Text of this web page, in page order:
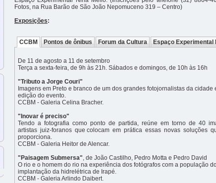
Fotos, na Rua Barão de São João Nepomuceno 319 – Centro)
Exposições:
CCBM Pontos de ônibus Forum da Cultura Espaço Experimental
De 11 de agosto a 11 de setembro
Terça a sexta-feira, de 9h às 21h. Sábados e domingos, de 10h às 16h
"Tributo a Jorge Couri"
Imagens em Preto e branco de um dos grandes fotojornalistas da
edição do evento.
CCBM - Galeria Celina Bracher.
"Inovar é preciso"
Tendo a fotografia como ponto de partida, reúne em torno de 40
artistas juiz-foranos que colocam em prática essas novas soluções
proporciona.
CCBM - Galeria Heitor de Alencar.
"Paisagem Submersa", de João Castilho, Pedro Motta e Pedro David
O rio e o homem do rio na experiência dos fotógrafos com a população
implantação da hidrelétrica de Irapé.
CCBM - Galeria Arlindo Daibert.